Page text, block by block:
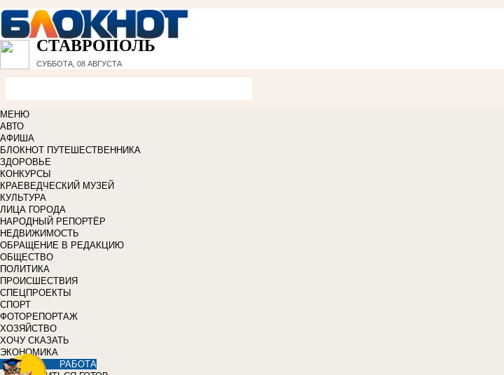
СТАВРОПОЛЬ
СУББОТА, 08 АВГУСТА
МЕНЮ
АВТО
АФИША
БЛОКНОТ ПУТЕШЕСТВЕННИКА
ЗДОРОВЬЕ
КОНКУРСЫ
КРАЕВЕДЧЕСКИЙ МУЗЕЙ
КУЛЬТУРА
ЛИЦА ГОРОДА
НАРОДНЫЙ РЕПОРТЁР
НЕДВИЖИМОСТЬ
ОБРАЩЕНИЕ В РЕДАКЦИЮ
ОБЩЕСТВО
ПОЛИТИКА
ПРОИСШЕСТВИЯ
СПЕЦПРОЕКТЫ
СПОРТ
ФОТОРЕПОРТАЖ
ХОЗЯЙСТВО
ХОЧУ СКАЗАТЬ
ЭКОНОМИКА
РАБОТА